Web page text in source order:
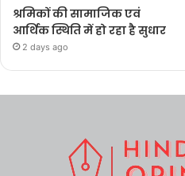
श्रमिकों की सामाजिक एवं
आर्थिक स्थिति में हो रहा है सुधार
2 days ago